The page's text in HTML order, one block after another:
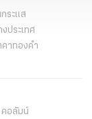
กระแส
งประเทศ
คาทองคำ
คอลัมน์